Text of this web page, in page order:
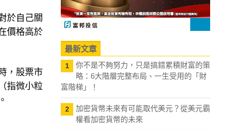
於自己關
價格高於
，股票市
指微小粒
最新文章
1
你不是不夠努力，只是搞錯累積財富的策
略：6大階層完整布局、一生受用的「財
富階梯」！
2
加密貨幣未來有可能取代美元？從美元霸
權看加密貨幣的未來